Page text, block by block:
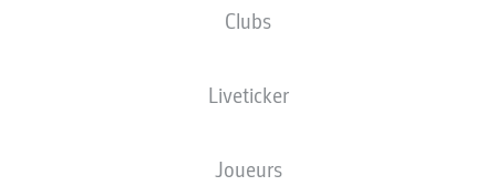
Clubs
Liveticker
Joueurs